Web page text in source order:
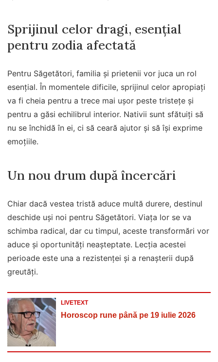
Sprijinul celor dragi, esențial
pentru zodia afectată
Pentru Săgetători, familia și prietenii vor juca un rol
esențial. În momentele dificile, sprijinul celor apropiați
va fi cheia pentru a trece mai ușor peste tristețe și
pentru a găsi echilibrul interior. Nativii sunt sfătuiți să
nu se închidă în ei, ci să ceară ajutor și să își exprime
emoțiile.
Un nou drum după încercări
Chiar dacă vestea tristă aduce multă durere, destinul
deschide uși noi pentru Săgetători. Viața lor se va
schimba radical, dar cu timpul, aceste transformări vor
aduce și oportunități neașteptate. Lecția acestei
perioade este una a rezistenței și a renașterii după
greutăți.
LIVETEXT
Horoscop rune până pe 19 iulie 2026